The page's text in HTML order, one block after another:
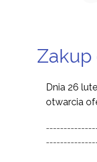
Zakup
Dnia 26
otwarcia